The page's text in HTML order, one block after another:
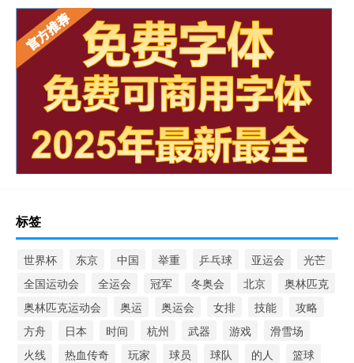
标签
世界杯 东京 中国 举重 乒乓球 亚运会
光芒
全国运动会
全运会 冠军 冬奥会 北京
奥林匹克
奥林匹克运动会
奥运 奥运会 女排 技能
攻略
方舟
日本 时间 杭州 武器 游戏
滑雪场
火线
热血传奇 玩家 球员 球队 的人
篮球